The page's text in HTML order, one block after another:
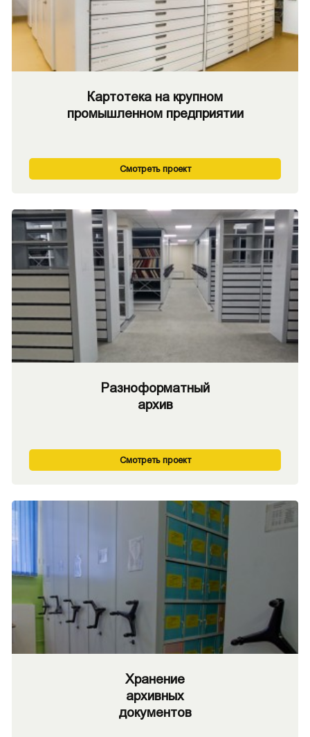
Картотека на крупном
промышленном предприятии
Смотреть проект
Разноформатный
архив
Смотреть проект
Хранение
архивных
документов